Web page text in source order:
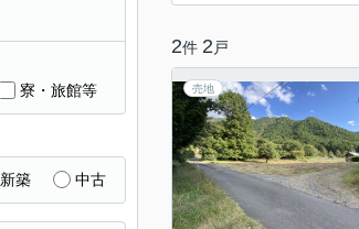
2件 2戸
売地
寮・旅館等
新築 中古